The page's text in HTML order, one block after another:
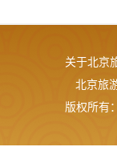
关于北京
北京旅
版权所有